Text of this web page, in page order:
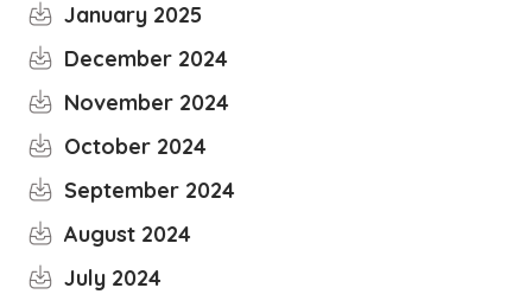
January 2025
December 2024
November 2024
October 2024
September 2024
August 2024
July 2024